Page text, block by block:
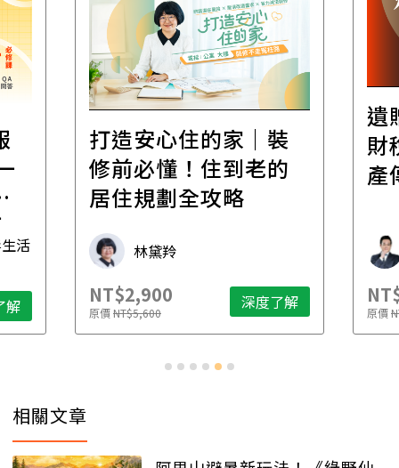
活
解
打造安心住的家｜裝
修前必懂！住到老的
居住規劃全攻略
林黛羚
NT$2,900
原價NT$5,600 深度了解
遺
財
產
原價
相關文章